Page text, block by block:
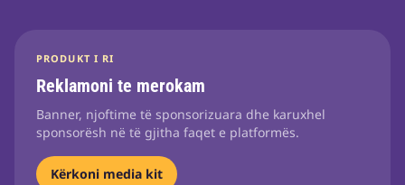
PRODUKT I RI
Reklamoni te merokam
Banner, njoftime të sponsorizuara dhe karuxhel
sponsorësh në të gjitha faqet e platformës.
Kërkoni media kit